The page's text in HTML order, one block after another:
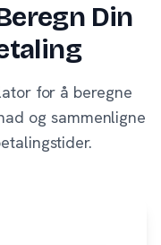
Din
for å beregne
og sammenligne